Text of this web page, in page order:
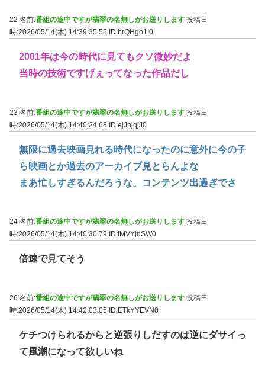
22 名前:番組の途中ですが翡翠の名無しがお送りします 投稿日
時:2026/05/14(木) 14:39:35.55
ID:brQHgo1I0
2001年は今の時代に見てもクソ微妙だよ
当時の技術ですげぇってなった作品だし
23 名前:番組の途中ですが翡翠の名無しがお送りします 投稿日
時:2026/05/14(木) 14:40:24.68 ID:ejJhjqjJ0
無限に過去映画見れる時代になったのに意外に今の子
ら映画とか過去のアーカイブ見とらんよな
まあ忙しすぎるんだろうな。コンテンツ出過ぎでさ
24 名前:番組の途中ですが翡翠の名無しがお送りします 投稿日
時:2026/05/14(木) 14:40:30.79
ID:fMVYjdSW0
倍速で見てそう
26 名前:番組の途中ですが翡翠の名無しがお送りします 投稿日
時:2026/05/14(木) 14:42:03.05
ID:ETkYYEVN0
ケチつけられるからと逆張りしだすのは逆にダサイっ
て風潮になって欲しいね